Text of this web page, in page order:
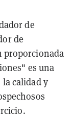
de
de
proporcionada
es una
la calidad y